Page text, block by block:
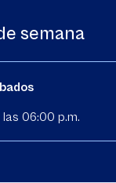
semana
06:00 p.m.